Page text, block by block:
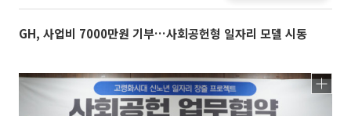
GH, 사업비 7000만원 기부…사회공헌형 일자리 모델 시동